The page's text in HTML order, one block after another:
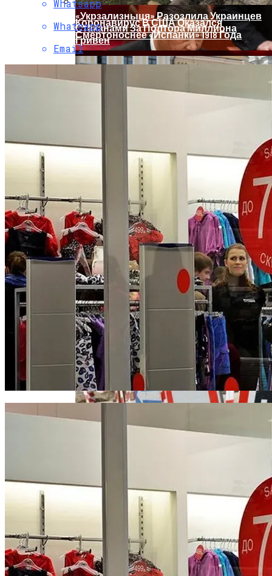
Растущая Концентрация Власти В
Руках Си Цзиньпина: Мир Не Обмануть
Коронавирус В США Оказался
Смертоноснее «испанки» 1918 Года
Извержение Вулкана На Юге Исландии:
Чрезвычайное Положение И Эвакуация
Индия Не Будет Спрашивать
Разрешения На Запуск Моделей ИИ
«Укрзализныця» Разозлила Украинцев
Стаканами За Полтора Миллиона
Гривен
В «Борисполе» Поселилась Украинка,
Депортированная Из Казахстана
В Киеве Ограничили Движение На
Проспекте Палладина
Whatsapp
Whatsapp
Email